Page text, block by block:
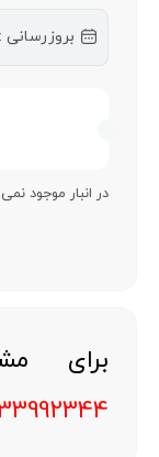
بروزرسانی : 1404/07/28
در انبار موجود
برای